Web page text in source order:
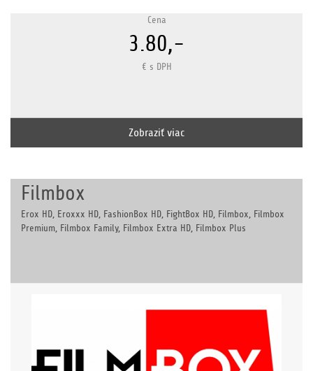
Cena
3.80,-
€ s DPH
Zobraziť viac
Filmbox
Erox HD, Eroxxx HD, FashionBox HD, FightBox HD, Filmbox, Filmbox
Premium, Filmbox Family, Filmbox Extra HD, Filmbox Plus